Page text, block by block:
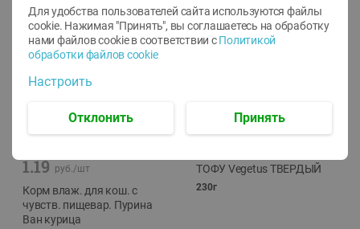
1.19 руб./шт
Корм влаж. для кош. с
чувств. пищевар. Пурина
Ван курица
ТОФУ Vegetus ТВЕРДЫЙ
230г
Для удобства пользователей сайта используются файлы
cookie. Нажимая "Принять", вы соглашаетесь на обработку
нами файлов cookie в соответствии с Политикой
обработки файлов cookie
Настроить
Отклонить Принять